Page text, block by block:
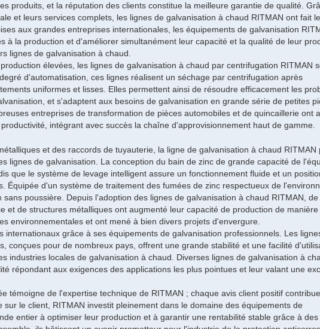
produits, et la réputation des clients constitue la meilleure garantie de qualité.
et leurs services complets, les lignes de galvanisation à chaud RITMAN ont fait
aux grandes entreprises internationales, les équipements de galvanisation
à la production et d'améliorer simultanément leur capacité et la qualité de leur
lignes de galvanisation à chaud.
élevées, les lignes de galvanisation à chaud par centrifugation RITMAN
d'automatisation, ces lignes réalisent un séchage par centrifugation après
uniformes et lisses. Elles permettent ainsi de résoudre efficacement les
et s'adaptent aux besoins de galvanisation en grande série de petites
entreprises de transformation de pièces automobiles et de quincaillerie ont
intégrant avec succès la chaîne d'approvisionnement haut de gamme.
et des raccords de tuyauterie, la ligne de galvanisation à chaud RITMAN
lignes de galvanisation. La conception du bain de zinc de grande capacité de
que le système de levage intelligent assure un fonctionnement fluide et un
Équipée d'un système de traitement des fumées de zinc respectueux de
poussière. Depuis l'adoption des lignes de galvanisation à chaud RITMAN, de
et de structures métalliques ont augmenté leur capacité de production de manière
environnementales et ont mené à bien divers projets d'envergure.
internationaux grâce à ses équipements de galvanisation professionnels. Les
conçues pour de nombreux pays, offrent une grande stabilité et une facilité
industries locales de galvanisation à chaud. Diverses lignes de galvanisation à
répondant aux exigences des applications les plus pointues et leur valant une
témoigne de l'expertise technique de RITMAN ; chaque avis client positif
le client, RITMAN investit pleinement dans le domaine des équipements de
entier à optimiser leur production et à garantir une rentabilité stable grâce à des